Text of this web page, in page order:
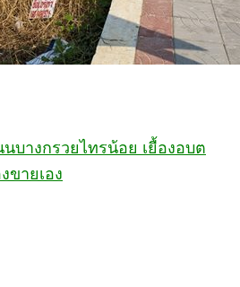
บางกรวยไทรน้อย เยื้องอบต
ขายเอง